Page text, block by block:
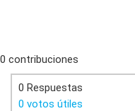
0 contribuciones
0 Respuestas
0 votos útiles